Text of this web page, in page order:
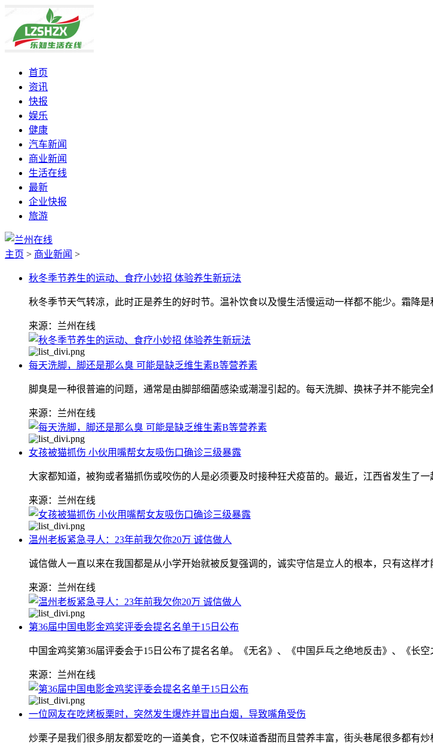
首页
资讯
快报
娱乐
健康
汽车新闻
商业新闻
生活在线
最新
企业快报
旅游
主页 > 商业新闻 >
秋冬季节养生的运动、食疗小妙招 体验养生新玩法
秋冬季节天气转凉，此时正是养生的好时节。温补饮食以及慢生活慢运动一样都不能少。霜降是
来源：兰州在线
每天洗脚，脚还是那么臭 可能是缺乏维生素B等营养素
脚臭是一种很普遍的问题，通常是由脚部细菌感染或潮湿引起的。每天洗脚、换袜子并不能完全
来源：兰州在线
女孩被猫抓伤 小伙用嘴帮女友吸伤口确诊三级暴露
大家都知道，被狗或者猫抓伤或咬伤的人是必须要及时接种狂犬疫苗的。最近，江西省发生了一
来源：兰州在线
温州老板紧急寻人：23年前我欠你20万 诚信做人
诚信做人一直以来在我国都是从小学开始就被反复强调的，诚实守信是立人的根本，只有这样才
来源：兰州在线
第36届中国电影金鸡奖评委会提名名单于15日公布
中国金鸡奖第36届评委会于15日公布了提名名单。《无名》、《中国乒乓之绝地反击》、《长空
来源：兰州在线
一位网友在吃烤板栗时，突然发生爆炸并冒出白烟，导致嘴角受伤
炒栗子是我们很多朋友都爱吃的一道美食，它不仅味道香甜而且营养丰富，街头巷尾很多都有炒